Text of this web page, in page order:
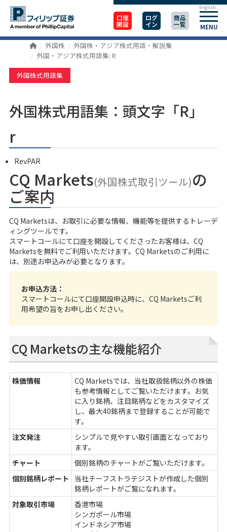
口座
開設
ログ
イン
商品
一覧 MENU
English
外国株
外国株・アジア株式用語・解説集
外国・アジア株式用語集: R
外国株式用語集
外国株式用語集：頭文字「R」
r
RevPAR
CQ Markets(外国株式取引ツール)の
ご案内
CQ Marketsは、お取引に必要な情報、機能等を提供するトレーデ
ィングツールです。
スマートコールにて口座を開設してくださったお客様は、CQ
Marketsを無料でご利用いただけます。CQ Marketsのご利用に
は、別途お申込みが必要となります。
お申込方法：
スマートコールにて口座開設申込時に、CQ Marketsご利
用希望の旨をお申し出ください。
CQ Marketsの主な機能紹介
株価情報
CQ Marketsでは、当社取扱銘柄以外の株価
も参考情報としてご覧いただけます。お気
に入り銘柄、注目銘柄などをカスタマイズ
し、最大40銘柄まで登録することが可能で
す。
注文発注
シンプルで見やすい取引画面となっており
ます。
チャート
個別銘柄のチャートがご覧いただけます。
個別銘柄レポート
当社チーフストラテジストが作成した個別
銘柄レポートがご覧になれます。
対象取引市場
香港市場
シンガポール市場
インドネシア市場